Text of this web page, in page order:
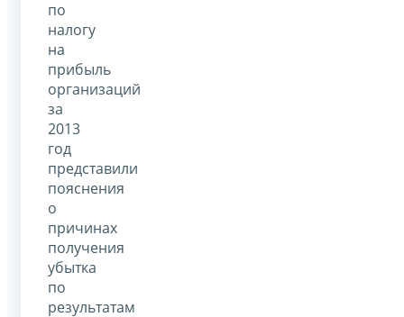
по
налогу
на
прибыль
организаций
за
2013
год
представили
пояснения
о
причинах
получения
убытка
по
результатам